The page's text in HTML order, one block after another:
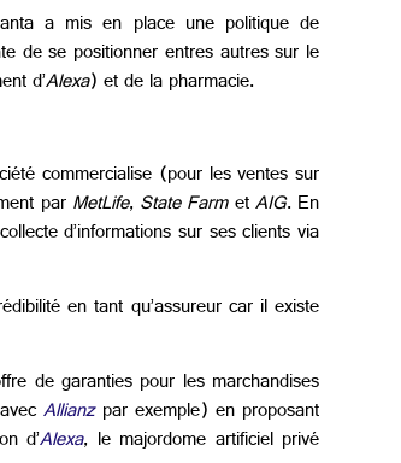
a mis en place une politique de
de se positionner entres autres sur le
d’Alexa) et de la pharmacie.
commercialise (pour les ventes sur
parMetLife,State FarmetAIG. En
d’informations sur ses clients via
en tant qu’assureur car il existe
de garanties pour les marchandises
Allianzpar exemple) en proposant
d’Alexa, le majordome artificiel privé